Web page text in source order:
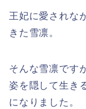
王妃に愛されな
きた雪凛。
そんな雪凛です
姿を隠して生き
になりました。